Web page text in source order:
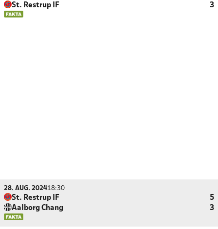
St. Restrup IF
3
28. AUG. 202418:30
St. Restrup IF
5
Aalborg Chang
3